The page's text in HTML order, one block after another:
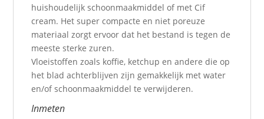
huishoudelijk schoonmaakmiddel of met Cif
cream. Het super compacte en niet poreuze
materiaal zorgt ervoor dat het bestand is tegen de
meeste sterke zuren.
Vloeistoffen zoals koffie, ketchup en andere die op
het blad achterblijven zijn gemakkelijk met water
en/of schoonmaakmiddel te verwijderen.
Inmeten